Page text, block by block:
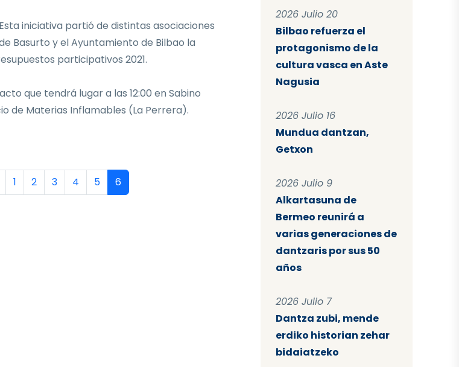
Esta iniciativa partió de distintas asociaciones
Basurto y el Ayuntamiento de Bilbao la
participativos 2021.
que tendrá lugar a las 12:00 en Sabino
de Materias Inflamables (La Perrera).
Página
1 Página
2 Página
3 Página
4 Página
5 Página actual
6
2026 Julio 20
Bilbao refuerza el
protagonismo de la
cultura vasca en Aste
Nagusia
2026 Julio 16
Mundua dantzan,
Getxon
2026 Julio 9
Alkartasuna de
Bermeo reunirá a
varias generaciones de
dantzaris por sus 50
años
2026 Julio 7
Dantza zubi, mende
erdiko historian zehar
bidaiatzeko